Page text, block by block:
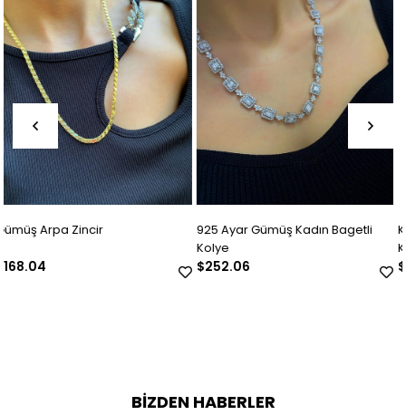
925 Ayar Gümüş Kadın Bagetli
Kadın 925 Ayar Gümüş
BIZDEN HABERLER